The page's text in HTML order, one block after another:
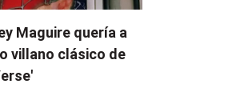
Maguire quería a
villano clásico de